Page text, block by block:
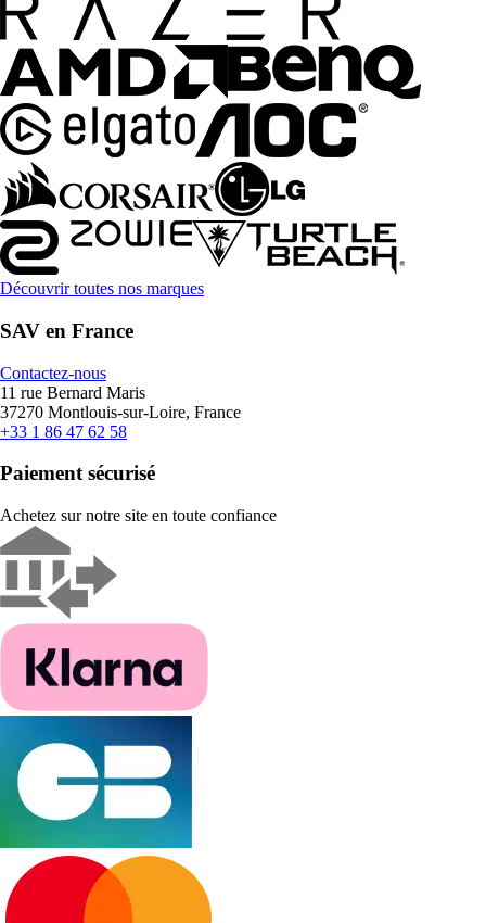
Découvrir toutes nos marques
SAV en France
Contactez-nous
11 rue Bernard Maris
37270 Montlouis-sur-Loire, France
+33 1 86 47 62 58
Paiement sécurisé
Achetez sur notre site en toute confiance